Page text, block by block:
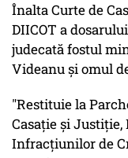
Înalta Curte de
DIICOT a
judecată fostul
Videanu şi omul
"Restituie la
Casaţie şi
Infracţiunilor de